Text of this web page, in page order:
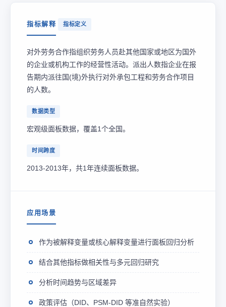
指标解释 指标定义
对外劳务合作指组织劳务人员赴其他国家或地区为国外
的企业或机构工作的经营性活动。派出人数指企业在报
告期内派往国(境)外执行对外承包工程和劳务合作项目
的人数。
数据类型
宏观级面板数据，覆盖1个全国。
时间跨度
2013-2013年，共1年连续面板数据。
应用场景
作为被解释变量或核心解释变量进行面板回归分析
结合其他指标做相关性与多元回归研究
分析时间趋势与区域差异
政策评估（DID、PSM-DID 等准自然实验）